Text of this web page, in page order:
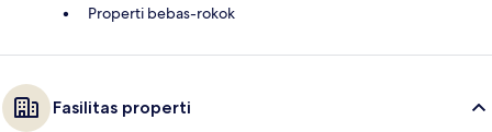
Properti bebas-rokok
Fasilitas properti